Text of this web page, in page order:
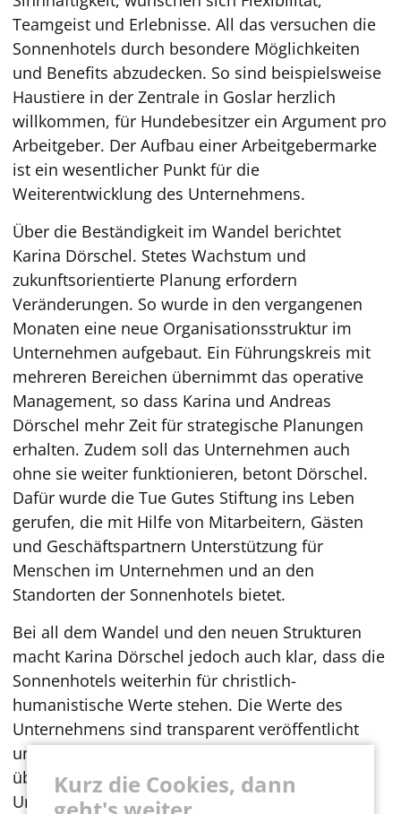
Teamgeist und Erlebnisse. All das versuchen die
Sonnenhotels durch besondere Möglichkeiten
und Benefits abzudecken. So sind beispielsweise
Haustiere in der Zentrale in Goslar herzlich
willkommen, für Hundebesitzer ein Argument pro
Arbeitgeber. Der Aufbau einer Arbeitgebermarke
ist ein wesentlicher Punkt für die
Weiterentwicklung des Unternehmens.
Über die Beständigkeit im Wandel berichtet
Karina Dörschel. Stetes Wachstum und
zukunftsorientierte Planung erfordern
Veränderungen. So wurde in den vergangenen
Monaten eine neue Organisationsstruktur im
Unternehmen aufgebaut. Ein Führungskreis mit
mehreren Bereichen übernimmt das operative
Management, so dass Karina und Andreas
Dörschel mehr Zeit für strategische Planungen
erhalten. Zudem soll das Unternehmen auch
ohne sie weiter funktionieren, betont Dörschel.
Dafür wurde die Tue Gutes Stiftung ins Leben
gerufen, die mit Hilfe von Mitarbeitern, Gästen
und Geschäftspartnern Unterstützung für
Menschen im Unternehmen und an den
Standorten der Sonnenhotels bietet.
Bei all dem Wandel und den neuen Strukturen
macht Karina Dörschel jedoch auch klar, dass die
Sonnenhotels weiterhin für christlich-
humanistische Werte stehen. Die Werte des
Unternehmens sind transparent veröffentlicht
und werden immer wieder überprüft. Sie sollen
übertragen werden auf alle Ebenen des
Unternehmens, so dass diese wirklich gelebt
Kurz die Cookies, dann